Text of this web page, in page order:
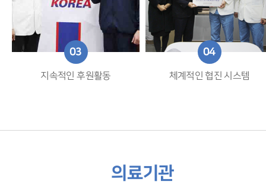
03
지속적인 후원활동
04
체계적인 협진 시스템
의료기관